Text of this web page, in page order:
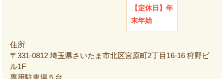
【定休日】 年
末年始
住所
〒331-0812 埼玉県さいたま市北区宮原町2丁目16-16 狩野ビ
ル1F
専用駐車場５台